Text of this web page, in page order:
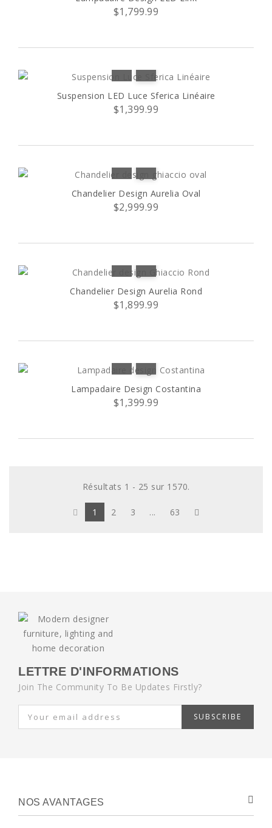
$1,799.99
Suspension LED Luce Sferica Linéaire
$1,399.99
Chandelier Design Aurelia Oval
$2,999.99
Chandelier Design Aurelia Rond
$1,899.99
Lampadaire Design Costantina
$1,399.99
Résultats 1 - 25 sur 1570.
1 2 3 ... 63
LETTRE D'INFORMATIONS
Join The Community To Be Updates Firstly?
SUBSCRIBE
NOS AVANTAGES